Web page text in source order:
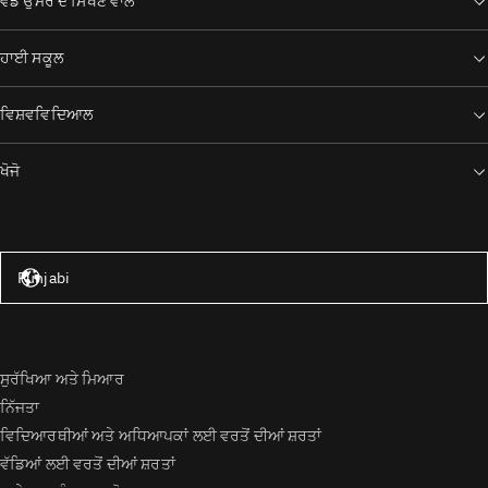
ਹਾਈ ਸਕੂਲ
ਵਿਸ਼ਵਵਿਦਿਆਲ
ਖੋਜੋ
Punjabi
ਸੁਰੱਖਿਆ ਅਤੇ ਮਿਆਰ
ਨਿੱਜਤਾ
ਵਿਦਿਆਰਥੀਆਂ ਅਤੇ ਅਧਿਆਪਕਾਂ ਲਈ ਵਰਤੋਂ ਦੀਆਂ ਸ਼ਰਤਾਂ
ਵੱਡਿਆਂ ਲਈ ਵਰਤੋਂ ਦੀਆਂ ਸ਼ਰਤਾਂ